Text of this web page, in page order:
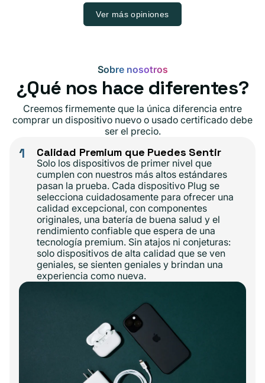
Ver más opiniones
Sobre nosotros
¿Qué nos hace diferentes?
Creemos firmemente que la única diferencia entre
comprar un dispositivo nuevo o usado certificado debe
ser el precio.
1 Calidad Premium que Puedes Sentir
Solo los dispositivos de primer nivel que
cumplen con nuestros más altos estándares
pasan la prueba. Cada dispositivo Plug se
selecciona cuidadosamente para ofrecer una
calidad excepcional, con componentes
originales, una batería de buena salud y el
rendimiento confiable que espera de una
tecnología premium. Sin atajos ni conjeturas:
solo dispositivos de alta calidad que se ven
geniales, se sienten geniales y brindan una
experiencia como nueva.